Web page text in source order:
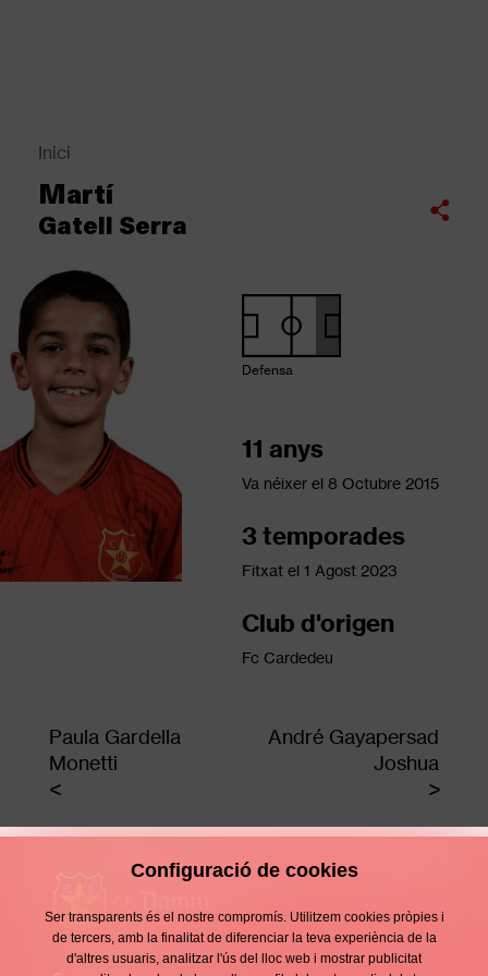
Fil
d'Ariadna
Inici
Martí
Gatell Serra
Compartir
Defensa
11 anys
Va néixer el 8 Octubre 2015
3 temporades
Fitxat el 1 Agost 2023
Club d'origen
Fc Cardedeu
Paula Gardella
Monetti
André Gayapersad
Joshua
Configuració de cookies
Ser transparents és el nostre compromís. Utilitzem cookies pròpies i
de tercers, amb la finalitat de diferenciar la teva experiència de la
d'altres usuaris, analitzar l'ús del lloc web i mostrar publicitat